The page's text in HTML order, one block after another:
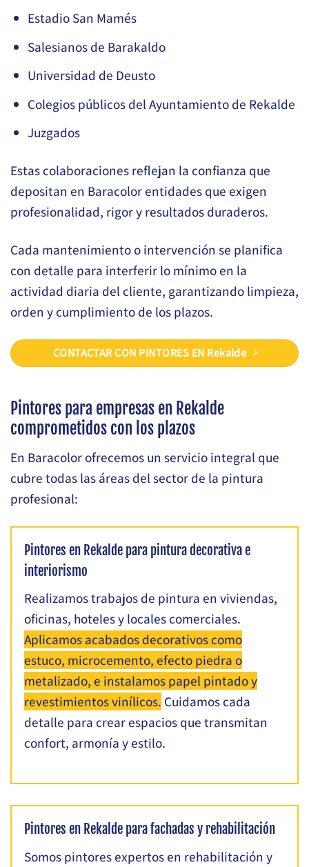
Estadio San Mamés
Salesianos de Barakaldo
Universidad de Deusto
Colegios públicos del Ayuntamiento de Rekalde
Juzgados
Estas colaboraciones reflejan la confianza que
depositan en Baracolor entidades que exigen
profesionalidad, rigor y resultados duraderos.
Cada mantenimiento o intervención se planifica
con detalle para interferir lo mínimo en la
actividad diaria del cliente, garantizando limpieza,
orden y cumplimiento de los plazos.
CONTACTAR CON PINTORES EN Rekalde
Pintores para empresas en Rekalde
comprometidos con los plazos
En Baracolor ofrecemos un servicio integral que
cubre todas las áreas del sector de la pintura
profesional:
Pintores en Rekalde para pintura decorativa e
interiorismo
Realizamos trabajos de pintura en viviendas,
oficinas, hoteles y locales comerciales.
Aplicamos acabados decorativos como
estuco, microcemento, efecto piedra o
metalizado, e instalamos papel pintado y
revestimientos vinílicos. Cuidamos cada
detalle para crear espacios que transmitan
confort, armonía y estilo.
Pintores en Rekalde para fachadas y rehabilitación
Somos pintores expertos en rehabilitación y